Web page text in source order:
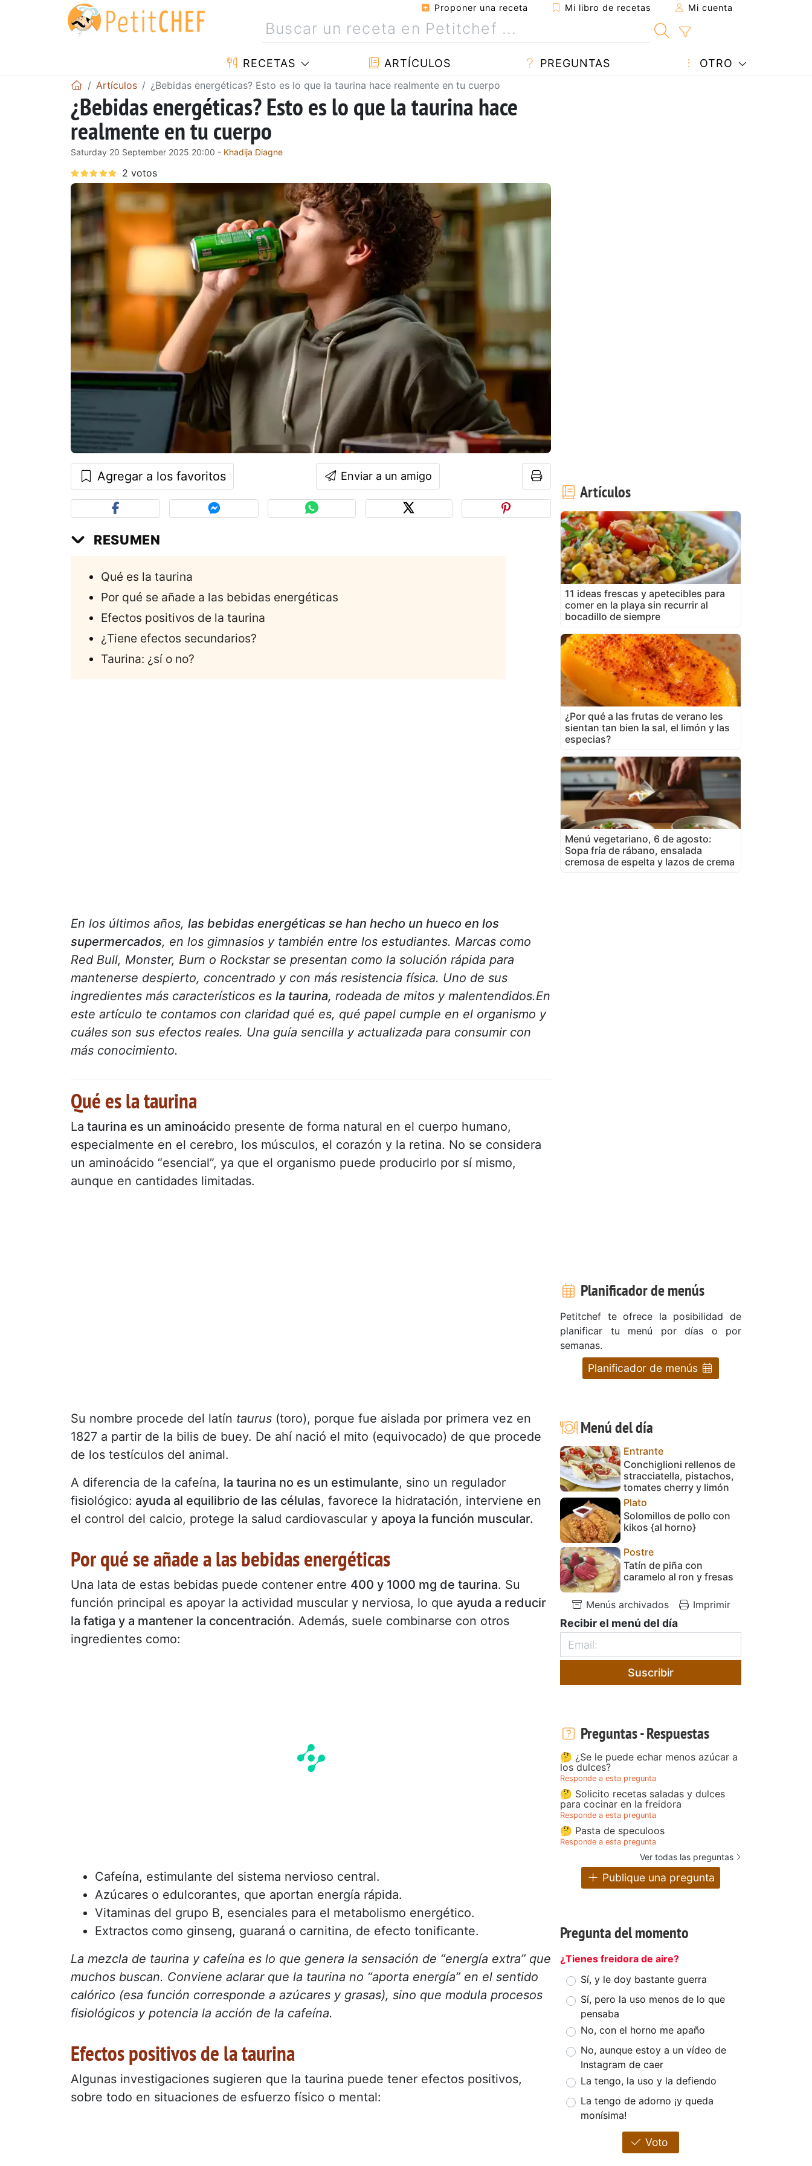
Proponer una receta Mi libro de recetas Mi cuenta
RECETAS ARTÍCULOS PREGUNTAS OTRO
Artículos ¿Bebidas energéticas? Esto es lo que la taurina hace realmente en tu cuerpo
¿Bebidas energéticas? Esto es lo que la taurina hace
realmente en tu cuerpo
Saturday 20 September 2025 20:00 - Khadija Diagne
Agregar a los favoritos Enviar a un amigo
RESUMEN
Qué es la taurina
Por qué se añade a las bebidas energéticas
Efectos positivos de la taurina
¿Tiene efectos secundarios?
Taurina: ¿sí o no?
En los últimos años, las bebidas energéticas se han hecho un hueco en los
supermercados, en los gimnasios y también entre los estudiantes. Marcas como
Red Bull, Monster, Burn o Rockstar se presentan como la solución rápida para
mantenerse despierto, concentrado y con más resistencia física. Uno de sus
ingredientes más característicos es la taurina, rodeada de mitos y malentendidos.En
este artículo te contamos con claridad qué es, qué papel cumple en el organismo y
cuáles son sus efectos reales. Una guía sencilla y actualizada para consumir con
más conocimiento.
Qué es la taurina
La taurina es un aminoácido presente de forma natural en el cuerpo humano,
especialmente en el cerebro, los músculos, el corazón y la retina. No se considera
un aminoácido “esencial”, ya que el organismo puede producirlo por sí mismo,
aunque en cantidades limitadas.
Su nombre procede del latín taurus (toro), porque fue aislada por primera vez en
1827 a partir de la bilis de buey. De ahí nació el mito (equivocado) de que procede
de los testículos del animal.
A diferencia de la cafeína, la taurina no es un estimulante, sino un regulador
fisiológico: ayuda al equilibrio de las células, favorece la hidratación, interviene en
el control del calcio, protege la salud cardiovascular y apoya la función muscular.
Por qué se añade a las bebidas energéticas
Una lata de estas bebidas puede contener entre 400 y 1000 mg de taurina. Su
función principal es apoyar la actividad muscular y nerviosa, lo que ayuda a reducir
la fatiga y a mantener la concentración. Además, suele combinarse con otros
ingredientes como:
Cafeína, estimulante del sistema nervioso central.
Azúcares o edulcorantes, que aportan energía rápida.
Vitaminas del grupo B, esenciales para el metabolismo energético.
Extractos como ginseng, guaraná o carnitina, de efecto tonificante.
La mezcla de taurina y cafeína es lo que genera la sensación de “energía extra” que
muchos buscan. Conviene aclarar que la taurina no “aporta energía” en el sentido
calórico (esa función corresponde a azúcares y grasas), sino que modula procesos
fisiológicos y potencia la acción de la cafeína.
Efectos positivos de la taurina
Algunas investigaciones sugieren que la taurina puede tener efectos positivos,
sobre todo en situaciones de esfuerzo físico o mental:
Artículos
11 ideas frescas y apetecibles para
comer en la playa sin recurrir al
bocadillo de siempre
¿Por qué a las frutas de verano les
sientan tan bien la sal, el limón y las
especias?
Menú vegetariano, 6 de agosto:
Sopa fría de rábano, ensalada
cremosa de espelta y lazos de crema
Planificador de menús
Petitchef te ofrece la posibilidad de
planificar tu menú por días o por
semanas.
Planificador de menús
Menú del día
Entrante
Conchiglioni rellenos de
stracciatella, pistachos,
tomates cherry y limón
Plato
Solomillos de pollo con
kikos {al horno}
Postre
Tatín de piña con
caramelo al ron y fresas
Menús archivados Imprimir
Recibir el menú del día
Suscribir
Preguntas - Respuestas
🤔 ¿Se le puede echar menos azúcar a
los dulces?
Responde a esta pregunta
🤔 Solicito recetas saladas y dulces
para cocinar en la freidora
Responde a esta pregunta
🤔 Pasta de speculoos
Responde a esta pregunta
Ver todas las preguntas
Publique una pregunta
Pregunta del momento
¿Tienes freidora de aire?
Sí, y le doy bastante guerra
Sí, pero la uso menos de lo que
pensaba
No, con el horno me apaño
No, aunque estoy a un vídeo de
Instagram de caer
La tengo, la uso y la defiendo
La tengo de adorno ¡y queda
monísima!
Voto